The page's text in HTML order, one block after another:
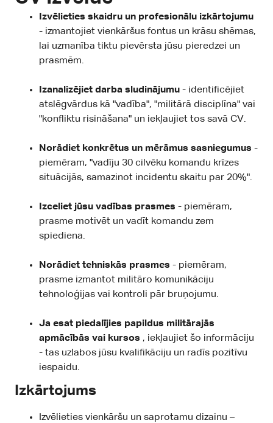
Izvēlieties skaidru un profesionālu izkārtojumu
- izmantojiet vienkāršus fontus un krāsu shēmas,
lai uzmanība tiktu pievērsta jūsu pieredzei un
prasmēm.
Izanalizējiet darba sludinājumu - identificējiet
atslēgvārdus kā "vadība", "militārā disciplīna" vai
"konfliktu risināšana" un iekļaujiet tos savā CV.
Norādiet konkrētus un mērāmus sasniegumus -
piemēram, "vadīju 30 cilvēku komandu krīzes
situācijās, samazinot incidentu skaitu par 20%".
Izceliet jūsu vadības prasmes - piemēram,
prasme motivēt un vadīt komandu zem
spiediena.
Norādiet tehniskās prasmes - piemēram,
prasme izmantot militāro komunikāciju
tehnoloģijas vai kontroli pār bruņojumu.
Ja esat piedalījies papildus militārajās
apmācībās vai kursos , iekļaujiet šo informāciju
- tas uzlabos jūsu kvalifikāciju un radīs pozitīvu
iespaidu.
Izkārtojums
Izvēlieties vienkāršu un saprotamu dizainu –